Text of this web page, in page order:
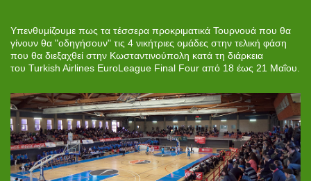
Υπενθυμίζουμε πως τα τέσσερα προκριματικά Τουρνουά που θα
γίνουν θα "οδηγήσουν" τις 4 νικήτριες ομάδες στην τελική φάση
που θα διεξαχθεί στην Κωσταντινούπολη κατά τη διάρκεια
του Turkish Airlines EuroLeague Final Four από 18 έως 21 Μαΐου.